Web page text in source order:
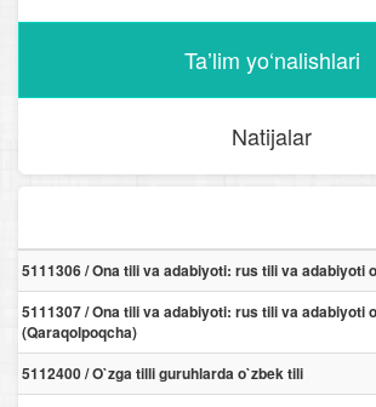
Taʼlim yo‘nalishlari
Natijalar
5111306 / Ona tili va adabiyoti: rus tili va adabiyoti
5111307 / Ona tili va adabiyoti: rus tili va adabiyoti
(Qaraqolpoqcha)
5112400 / O`zga tilli guruhlarda o`zbek tili